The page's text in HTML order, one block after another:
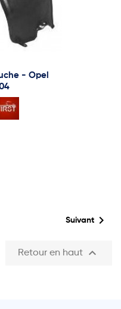
- Opel
Suivant 
Retour en haut 